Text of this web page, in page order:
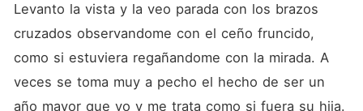
Levanto la vista y la veo parada con los brazos
cruzados observandome con el ceño fruncido,
como si estuviera regañandome con la mirada. A
veces se toma muy a pecho el hecho de ser un
año mayor que yo y me trata como si fuera su hija.